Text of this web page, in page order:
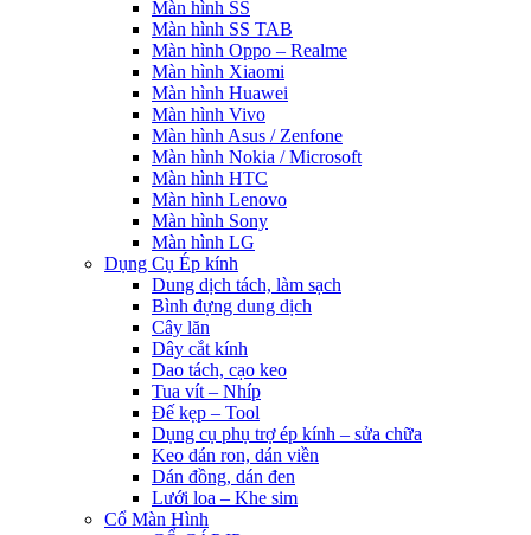
Màn hình SS
Màn hình SS TAB
Màn hình Oppo – Realme
Màn hình Xiaomi
Màn hình Huawei
Màn hình Vivo
Màn hình Asus / Zenfone
Màn hình Nokia / Microsoft
Màn hình HTC
Màn hình Lenovo
Màn hình Sony
Màn hình LG
Dụng Cụ Ép kính
Dung dịch tách, làm sạch
Bình đựng dung dịch
Cây lăn
Dây cắt kính
Dao tách, cạo keo
Tua vít – Nhíp
Đế kẹp – Tool
Dụng cụ phụ trợ ép kính – sửa chữa
Keo dán ron, dán viền
Dán đồng, dán đen
Lưới loa – Khe sim
Cổ Màn Hình